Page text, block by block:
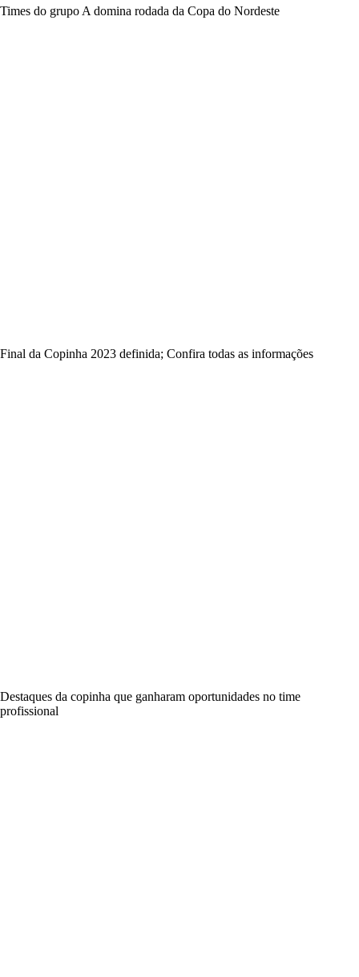
Times do grupo A domina rodada da Copa do Nordeste
Final da Copinha 2023 definida; Confira todas as informações
Destaques da copinha que ganharam oportunidades no time
profissional